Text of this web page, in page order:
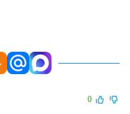
0